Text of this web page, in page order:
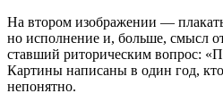
На втором изображении —
но исполнение и, больше, смысл
ставший риторическим вопрос:
Картины написаны в один год,
непонятно.